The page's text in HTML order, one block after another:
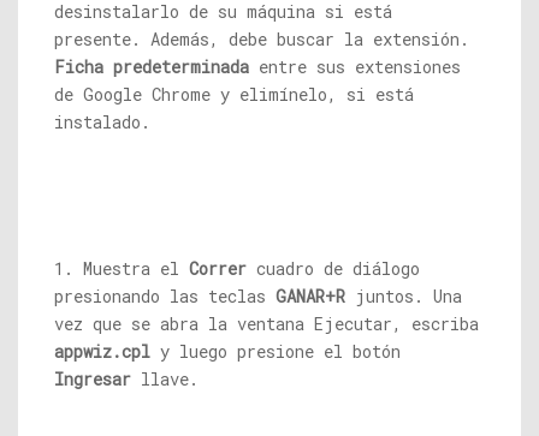
desinstalarlo de su máquina si está
presente. Además, debe buscar la extensión.
Ficha predeterminada entre sus extensiones
de Google Chrome y elimínelo, si está
instalado.
1. Muestra el Correr cuadro de diálogo
presionando las teclas GANAR+R juntos. Una
vez que se abra la ventana Ejecutar, escriba
appwiz.cpl y luego presione el botón
Ingresar llave.